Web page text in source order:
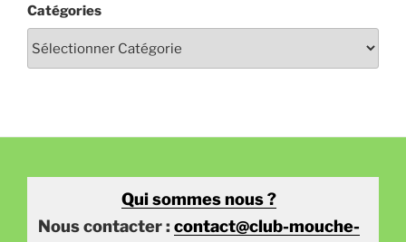
Catégories
Qui sommes nous ?
Nous contacter : contact@club-mouche-